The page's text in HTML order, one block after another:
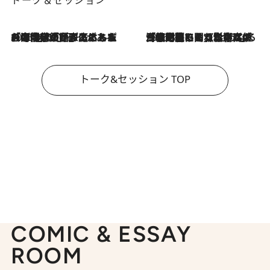
2026.8.3
「今後値上げがあるとすれば…」「リスクがあるのは今年の冬」エネルギー専門家が語る、ホルムズ海峡封鎖が家庭にもたらす“ある心配” 2026.8.3
「住宅建てられない…」「サーチャージ料の高値が続いている」ホルムズ海峡封鎖による影響はいつまで続く？《エネルギー専門家に聞く“どうなる日本の暮らし”》
トーク&セッション TOP
COMIC & ESSAY
ROOM